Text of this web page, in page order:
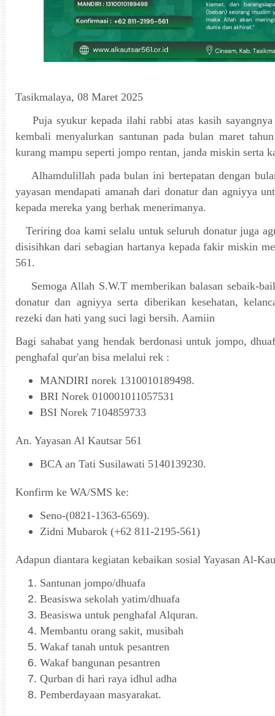
Tasikmalaya, 08 Maret 2025
Puja syukur kepada ilahi rabbi atas kasih sayangnya
kembali menyalurkan santunan pada bulan maret
kurang mampu seperti jompo rentan, janda miskin serta
Alhamdulillah pada bulan ini bertepatan dengan
yayasan mendapati amanah dari donatur dan agniyya
kepada mereka yang berhak menerimanya.
Teriring doa kami selalu untuk seluruh donatur juga
disisihkan dari sebagian hartanya kepada fakir miskin
561.
Semoga Allah S.W.T memberikan balasan sebaik-
donatur dan agniyya serta diberikan kesehatan,
rezeki dan hati yang suci lagi bersih. Aamiin
Bagi sahabat yang hendak berdonasi untuk jompo,
penghafal qur'an bisa melalui rek :
MANDIRI norek 1310010189498.
BRI Norek 010001011057531
BSI Norek 7104859733
An. Yayasan Al Kautsar 561
BCA an Tati Susilawati 5140139230.
Konfirm ke WA/SMS ke:
Seno-(0821-1363-6569).
Zidni Mubarok (+62 811-2195-561)
Adapun diantara kegiatan kebaikan sosial Yayasan Al-
Santunan jompo/dhuafa
Beasiswa sekolah yatim/dhuafa
Beasiswa untuk penghafal Alquran.
Membantu orang sakit, musibah
Wakaf tanah untuk pesantren
Wakaf bangunan pesantren
Qurban di hari raya idhul adha
Pemberdayaan masyarakat.